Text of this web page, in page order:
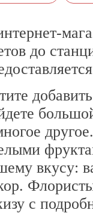
из сирени Букет
недели
розовых цветов
букеты цветов
сиреневые букеты
букеты цветов
до
вкусу:
с